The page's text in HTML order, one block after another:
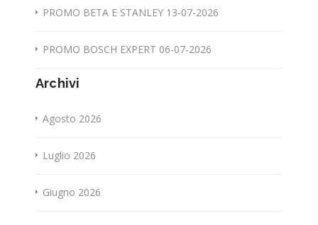
PROMO BETA E STANLEY 13-07-2026
PROMO BOSCH EXPERT 06-07-2026
Archivi
Agosto 2026
Luglio 2026
Giugno 2026